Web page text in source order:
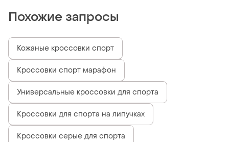
Похожие запросы
Кожаные кроссовки спорт
Кроссовки спорт марафон
Универсальные кроссовки для спорта
Кроссовки для спорта на липучках
Кроссовки серые для спорта